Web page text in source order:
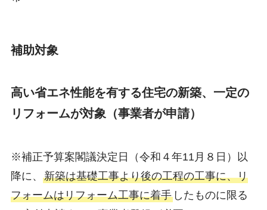
補助対象
高い省エネ性能を有する住宅の新築、一定の
リフォームが対象（事業者が申請）
※補正予算案閣議決定日（令和４年11月８日）以
降に、 新築は基礎工事より後の工程の工事に、リ
フォームはリフォーム工事に着手したものに限る